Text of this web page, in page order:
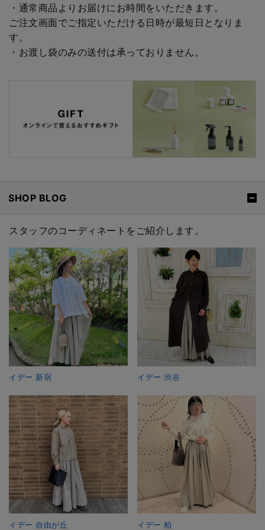
・通常商品よりお届けにお時間をいただきます。
ご注文画面でご指定いただける日時が最短日となりま
す。
・お渡し袋のみの送付は承っておりません。
SHOP BLOG
スタッフのコーディネートをご紹介します。
イデー 新宿 イデー 渋谷
イデー 自由が丘 イデー 柏